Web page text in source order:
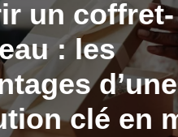
un coffret-
: les
d’une
clé en